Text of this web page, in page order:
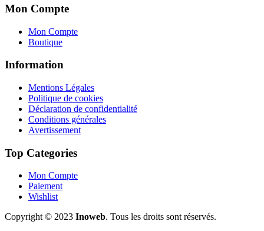
Mon Compte
Mon Compte
Boutique
Information
Mentions Légales
Politique de cookies
Déclaration de confidentialité
Conditions générales
Avertissement
Top Categories
Mon Compte
Paiement
Wishlist
Copyright © 2023 Inoweb. Tous les droits sont réservés.